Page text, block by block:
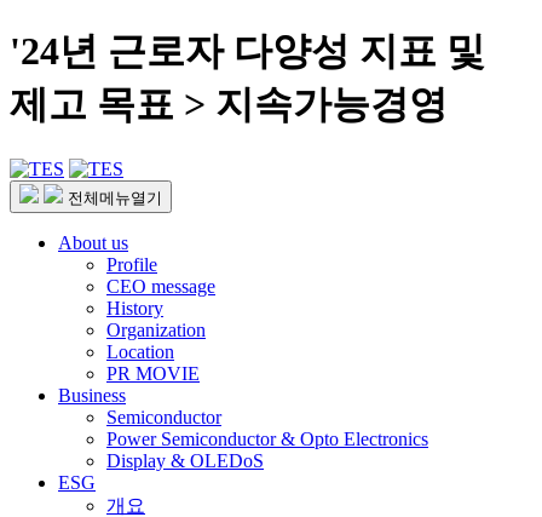
'24년 근로자 다양성 지표 및
제고 목표 > 지속가능경영
전체메뉴열기
About us
Profile
CEO message
History
Organization
Location
PR MOVIE
Business
Semiconductor
Power Semiconductor & Opto Electronics
Display & OLEDoS
ESG
개요